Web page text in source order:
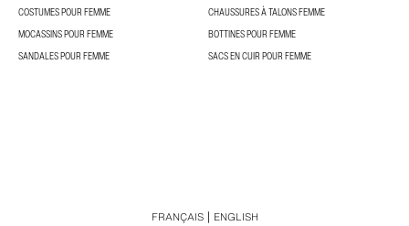
COSTUMES POUR FEMME
CHAUSSURES À TALONS FEMME
MOCASSINS POUR FEMME
BOTTINES POUR FEMME
SANDALES POUR FEMME
SACS EN CUIR POUR FEMME
FRANÇAIS ENGLISH